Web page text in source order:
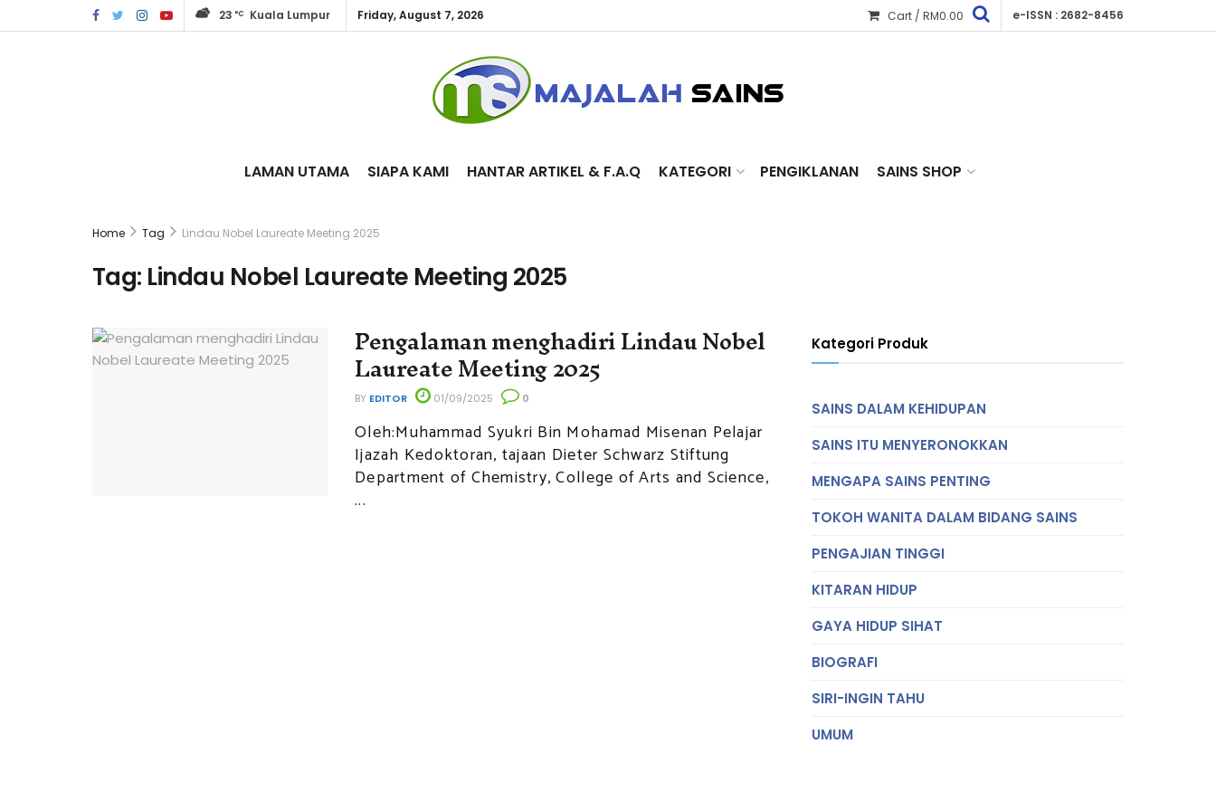
23 °C Kuala Lumpur Friday, August 7, 2026 Cart / RM0.00 e-ISSN : 2682-8456
LAMAN UTAMA SIAPA KAMI HANTAR ARTIKEL & F.A.Q KATEGORI PENGIKLANAN SAINS SHOP
Home Tag Lindau Nobel Laureate Meeting 2025
Tag: Lindau Nobel Laureate Meeting 2025
Pengalaman menghadiri Lindau Nobel
Laureate Meeting 2025
BY EDITOR 01/09/2025 0
Oleh:Muhammad Syukri Bin Mohamad Misenan Pelajar
Ijazah Kedoktoran, tajaan Dieter Schwarz Stiftung
Department of Chemistry, College of Arts and Science,
...
Kategori Produk
SAINS DALAM KEHIDUPAN
SAINS ITU MENYERONOKKAN
MENGAPA SAINS PENTING
TOKOH WANITA DALAM BIDANG SAINS
PENGAJIAN TINGGI
KITARAN HIDUP
GAYA HIDUP SIHAT
BIOGRAFI
SIRI-INGIN TAHU
UMUM